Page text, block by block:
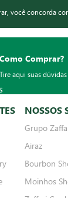
você concorda
Como Comprar?
Tire aqui suas dúvidas
NOSSOS
Grupo
Airaz
Bourbon
Moinhos